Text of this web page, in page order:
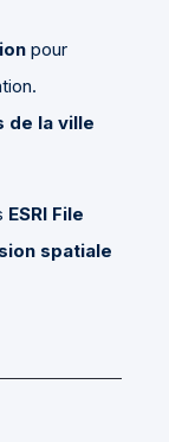
pour
de la ville
ESRI File
spatiale